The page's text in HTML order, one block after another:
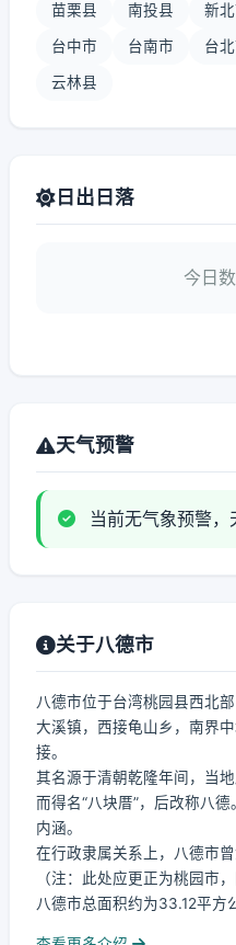
苗栗县 南投县 新
台中市 台南市 台
云林县
日出日落
今日
天气预警
当前无气象预警，
关于八德市
八德市位于台湾桃园县西北
大溪镇，西接龟山乡，南界
接。
其名源于清朝乾隆年间，当
而得名“八块厝”，后改称八
内涵。
在行政隶属关系上，八德市
（注：此处应更正为桃园市
八德市总面积约为33.12平方